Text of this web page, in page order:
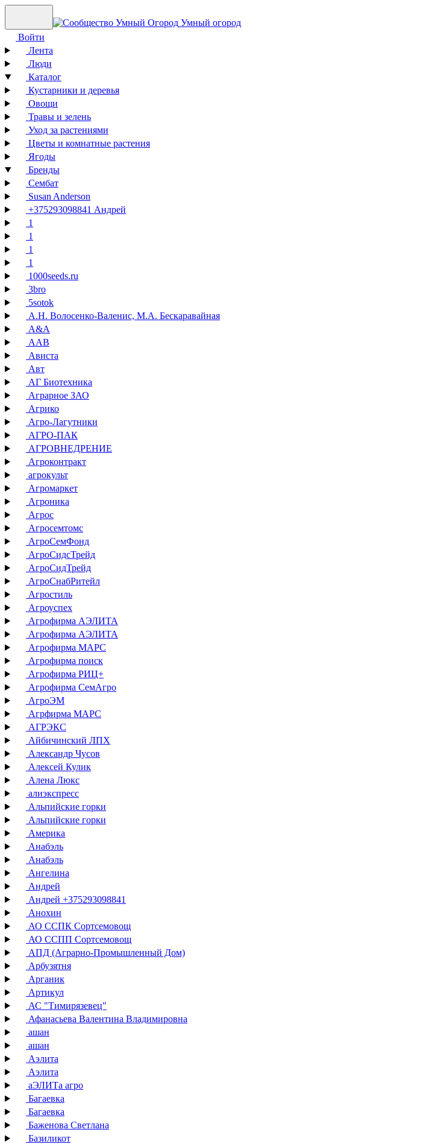
Умный огород
Войти
Лента
Люди
Каталог
Кустарники и деревья
Овощи
Травы и зелень
Уход за растениями
Цветы и комнатные растения
Ягоды
Бренды
Сембат
Susan Anderson
+375293098841 Андрей
1
1
1
1
1000seeds.ru
3bro
5sotok
А.Н. Волосенко-Валенис, М.А. Бескаравайная
А&А
ААВ
Ависта
Авт
АГ Биотехника
Аграрное ЗАО
Агрико
Агро-Лагутники
АГРО-ПАК
АГРОВНЕДРЕНИЕ
Агроконтракт
агрокульт
Агромаркет
Агроника
Агрос
Агросемтомс
АгроСемФонд
АгроСидсТрейд
АгроСидТрейд
АгроСнабРитейл
Агростиль
Агроуспех
Агрофирма АЭЛИТА
Агрофирма АЭЛИТА
Агрофирма МАРС
Агрофирма поиск
Агрофирма РИЦ+
Агрофирма СемАгро
АгроЭМ
Агрфирма МАРС
АГРЭКС
Айбичинский ЛПХ
Александр Чусов
Алексей Кулик
Алена Люкс
алиэкспресс
Альпийские горки
Альпийские горки
Америка
Анабэль
Анабэль
Ангелина
Андрей
Андрей +375293098841
Анохин
АО ССПК Сортсемовощ
АО ССПП Сортсемовощ
АПД (Аграрно-Промышленный Дом)
Арбузятня
Арганик
Артикул
АС "Тимирязевец"
Афанасьева Валентина Владимировна
ашан
ашан
Аэлита
Аэлита
аЭЛИТа агро
Багаевка
Багаевка
Баженова Светлана
Базиликот